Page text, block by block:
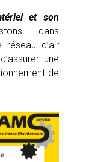
et son
dans
d’air
une
de